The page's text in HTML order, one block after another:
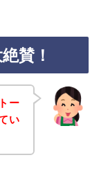
賛！
ー
い